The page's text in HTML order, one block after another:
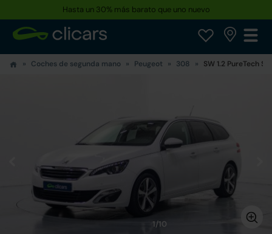
Hasta un 30% más barato que uno nuevo
Coches de segunda mano Peugeot 308 SW 1.2 PureTech
1/10